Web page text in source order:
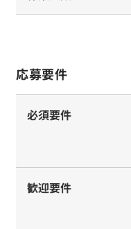
応募要件
必須要件
歓迎要件